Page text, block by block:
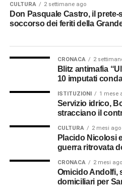
CULTURA 2 settimane ago
Don Pasquale Castro, il prete-
soccorso dei feriti della
CRONACA 2
Blitz antimafia
10 imputati
ISTITUZIONI 1 mese
Servizio idrico,
stracciano il
CULTURA 2 mesi ago
Placido Nicolosi
guerra ritrovata
CRONACA 2 mesi ago
Omicido Andolfi,
domiciliari per